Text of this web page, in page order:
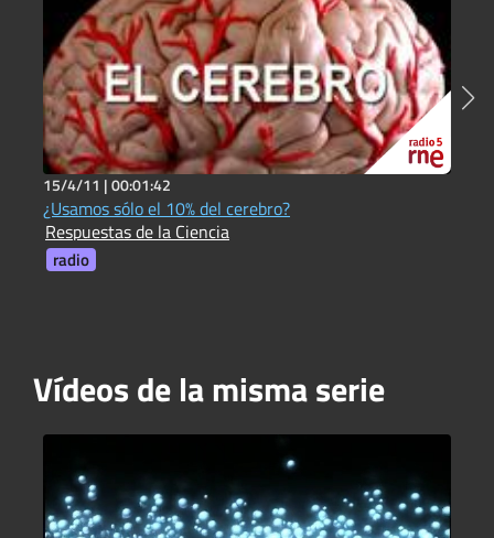
15/4/11 |00:01:42
¿Usamos sólo el 10% del cerebro?
Respuestas de la Ciencia
radio
Vídeos de la misma serie